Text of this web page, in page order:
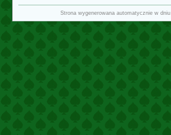
Strona wygenerowana automatycznie w dniu